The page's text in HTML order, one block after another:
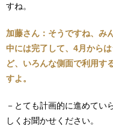
すね。
加藤さん：そうですね、み
中には完了して、4月から
ど、いろんな側面で利用す
すよ。
－とても計画的に進めてい
しくお聞かせください。